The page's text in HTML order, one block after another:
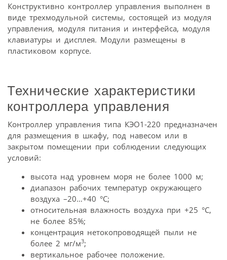
Конструктивно контроллер управления выполнен в
виде трехмодульной системы, состоящей из модуля
управления, модуля питания и интерфейса, модуля
клавиатуры и дисплея. Модули размещены в
пластиковом корпусе.
Технические характеристики
контроллера управления
Контроллер управления типа КЭО1-220 предназначен
для размещения в шкафу, под навесом или в
закрытом помещении при соблюдении следующих
условий:
высота над уровнем моря не более 1000 м;
диапазон рабочих температур окружающего
воздуха –20…+40 °С;
относительная влажность воздуха при +25 °С,
не более 85%;
концентрация нетокопроводящей пыли не
более 2 мг/м3;
вертикальное рабочее положение.